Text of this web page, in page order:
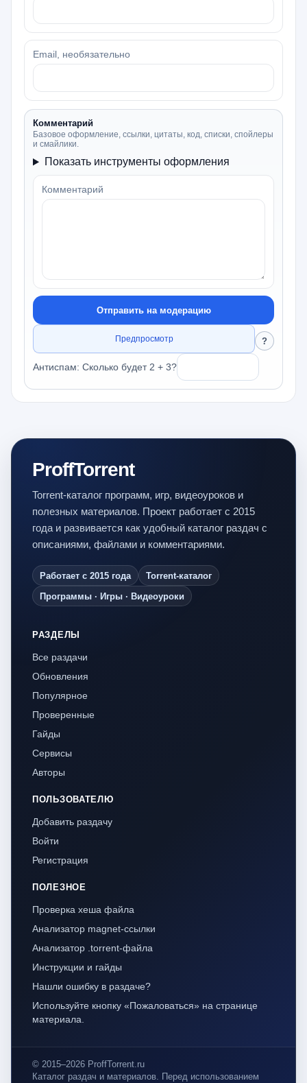
Email, необязательно
Комментарий
Базовое оформление, ссылки, цитаты, код, списки, спойлеры
и смайлики.
Показать инструменты оформления
Комментарий
Отправить на модерацию
Предпросмотр ?
Антиспам: Сколько будет 2 + 3?
ProffTorrent
Torrent-каталог программ, игр, видеоуроков и
полезных материалов. Проект работает с 2015
года и развивается как удобный каталог раздач с
описаниями, файлами и комментариями.
Работает с 2015 года
Torrent-каталог
Программы · Игры · Видеоуроки
РАЗДЕЛЫ
Все раздачи
Обновления
Популярное
Проверенные
Гайды
Сервисы
Авторы
ПОЛЬЗОВАТЕЛЮ
Добавить раздачу
Войти
Регистрация
ПОЛЕЗНОЕ
Проверка хеша файла
Анализатор magnet-ссылки
Анализатор .torrent-файла
Инструкции и гайды
Нашли ошибку в раздаче?
Используйте кнопку «Пожаловаться» на странице
материала.
© 2015–2026 ProffTorrent.ru
Каталог раздач и материалов. Перед использованием